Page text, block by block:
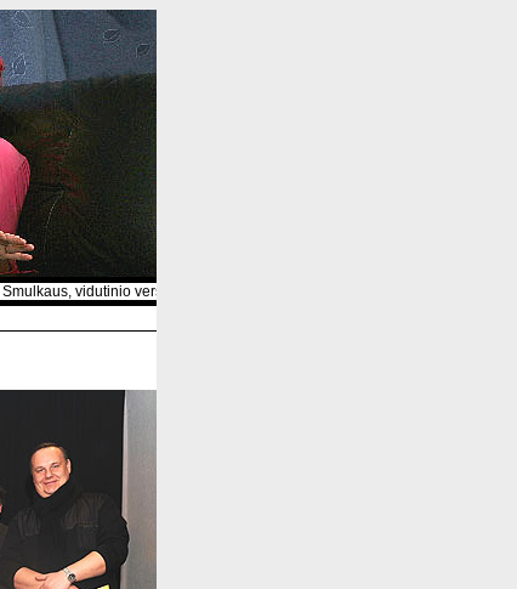
Smulkaus, vidutinio verslo ir asmeninių tinklapių portalas